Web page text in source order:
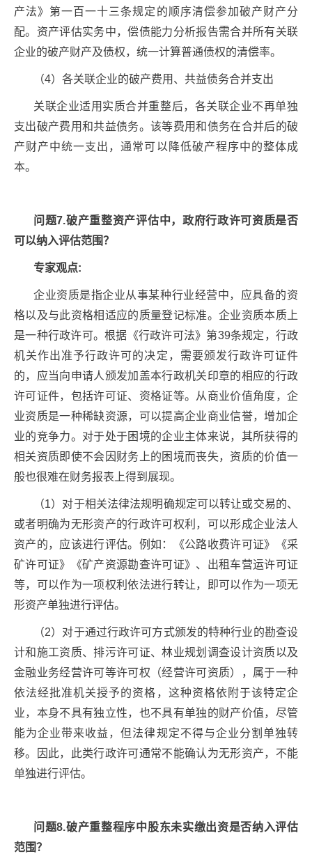
产法》第一百一十三条规定的顺序清偿参加破产财产分
配。资产评估实务中，偿债能力分析报告需合并所有关联
企业的破产财产及债权，统一计算普通债权的清偿率。
（4）各关联企业的破产费用、共益债务合并支出
关联企业适用实质合并重整后，各关联企业不再单独
支出破产费用和共益债务。该等费用和债务在合并后的破
产财产中统一支出，通常可以降低破产程序中的整体成
本。
问题7.破产重整资产评估中，政府行政许可资质是否
可以纳入评估范围？
专家观点:
企业资质是指企业从事某种行业经营中，应具备的资
格以及与此资格相适应的质量登记标准。企业资质本质上
是一种行政许可。根据《行政许可法》第39条规定，行政
机关作出准予行政许可的决定，需要颁发行政许可证件
的，应当向申请人颁发加盖本行政机关印章的相应的行政
许可证件，包括许可证、资格证等。从商业价值角度，企
业资质是一种稀缺资源，可以提高企业商业信誉，增加企
业的竞争力。对于处于困境的企业主体来说，其所获得的
相关资质即使不会因财务上的困境而丧失，资质的价值一
般也很难在财务报表上得到展现。
（1）对于相关法律法规明确规定可以转让或交易的、
或者明确为无形资产的行政许可权利，可以形成企业法人
资产的，应该进行评估。例如：《公路收费许可证》《采
矿许可证》《矿产资源勘查许可证》、出租车营运许可证
等，可以作为一项权利依法进行转让，即可以作为一项无
形资产单独进行评估。
（2）对于通过行政许可方式颁发的特种行业的勘查设
计和施工资质、排污许可证、林业规划调查设计资质以及
金融业务经营许可等许可权（经营许可资质），属于一种
依法经批准机关授予的资格，这种资格依附于该特定企
业，本身不具有独立性，也不具有单独的财产价值，尽管
能为企业带来收益，但法律规定不得与企业分割单独转
移。因此，此类行政许可通常不能确认为无形资产，不能
单独进行评估。
问题8.破产重整程序中股东未实缴出资是否纳入评估
范围？